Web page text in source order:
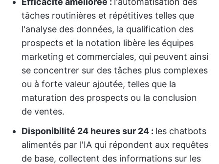
tâches routinières et répétitives telles que
l'analyse des données, la qualification des
prospects et la notation libère les équipes
marketing et commerciales, qui peuvent ainsi
se concentrer sur des tâches plus complexes
ou à forte valeur ajoutée, telles que la
maturation des prospects ou la conclusion
de ventes.
Disponibilité 24 heures sur 24 : les chatbots
alimentés par l'IA qui répondent aux requêtes
de base, collectent des informations sur les